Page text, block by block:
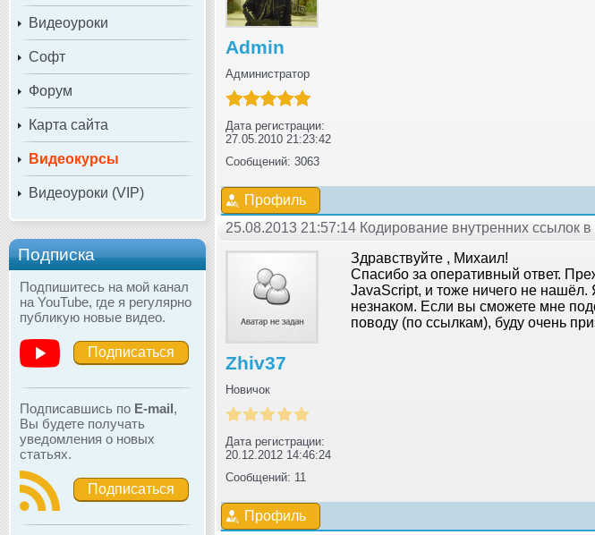
Видеоуроки
Софт
Форум
Карта сайта
Видеокурсы
Видеоуроки (VIP)
Подписка
Подпишитесь на мой канал
на YouTube, где я регулярно
публикую новые видео.
Подписаться
Подписавшись по E-mail,
Вы будете получать
уведомления о новых
статьях.
Подписаться
Admin
Администратор
Дата регистрации:
27.05.2010 21:23:42
Сообщений: 3063
Профиль
25.08.2013 21:57:14 Кодирование внутренних ссылок в
Zhiv37
Новичок
Дата регистрации:
20.12.2012 14:46:24
Сообщений: 11
Здравствуйте , Михаил!
Спасибо за оперативный ответ.
JavaScript, и тоже ничего не нашёл.
незнаком. Если вы сможете мне
поводу (по ссылкам), буду очень
Профиль